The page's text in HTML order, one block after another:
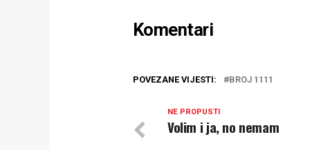
Komentari
POVEZANE VIJESTI: BROJ 1111
NE PROPUSTI
Volim i ja, no nemam